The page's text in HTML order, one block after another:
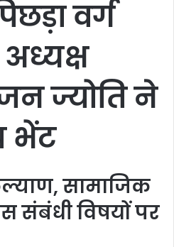
वर्ग
ज्योति ने
भेंट
सामाजिक
संबंधी विषयों पर